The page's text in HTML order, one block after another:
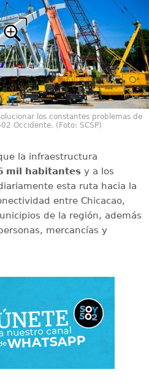
los constantes problemas de
Occidente. (Foto: SCSP)
la infraestructura
mil habitantesy a los
esta ruta hacia la
entre Chicacao,
de la región, además
mercancías y